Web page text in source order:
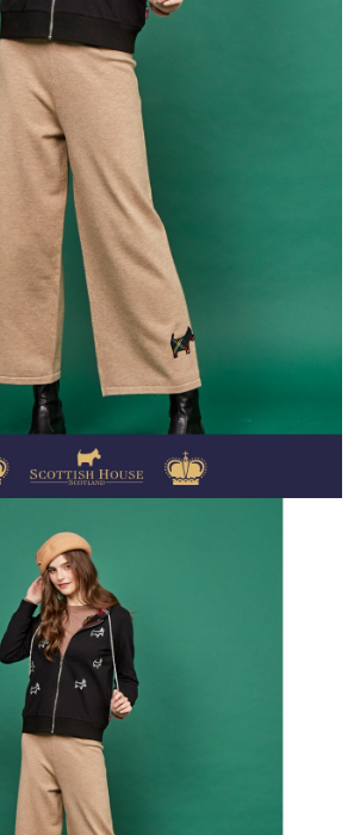
先徵得法定代理人或監護人之同意方可使用
未經同意申辦者引起之損失，本公司不負相關責
付」時，將依據個別帳號之用戶狀況，依本公司即
度；若仍有額度不足之情形，本公司將視審查結果
號或使用他人資訊註冊。若發現惡意使用之情形，
有權停止該用戶之使用額度並採取法律行動。
含以上)免運費
含以上)免運費